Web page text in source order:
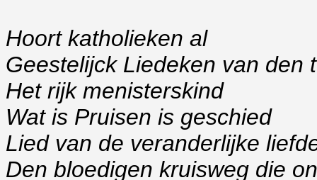
Hoort katholieken al
Geestelijck Liedeken van den
Het rijk menisterskind
Wat is Pruisen is geschied
Lied van de veranderlijke
Den bloedigen kruisweg die